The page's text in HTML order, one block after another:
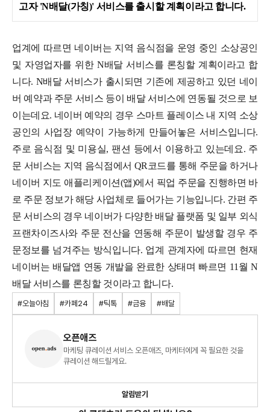
고자 'N배달(가칭)' 서비스를 출시할 계획이라고 합니다.
업계에 따르면 네이버는 지역 음식점을 운영 중인 소상공인
및 자영업자를 위한 N배달 서비스를 론칭할 계획이라고 합
니다. N배달 서비스가 출시되면 기존에 제공하고 있던 네이
버 예약과 주문 서비스 등이 배달 서비스에 연동될 것으로 보
이는데요. 네이버 예약의 경우 스마트 플레이스 내 지역 소상
공인의 사업장 예약이 가능하게 만들어놓은 서비스입니다.
주로 음식점 및 미용실, 팬션 등에서 이용하고 있는데요. 주
문 서비스는 지역 음식점에서 QR코드를 통해 주문을 하거나
네이버 지도 애플리케이션(앱)에서 픽업 주문을 진행하면 바
로 주문 정보가 해당 사업체로 들어가는 기능입니다. 간편 주
문 서비스의 경우 네이버가 다양한 배달 플랫폼 및 일부 외식
프랜차이즈사와 주문 전산을 연동해 주문이 발생할 경우 주
문정보를 넘겨주는 방식입니다. 업계 관계자에 따르면 현재
네이버는 배달앱 연동 개발을 완료한 상태며 빠르면 11월 N
배달 서비스를 론칭할 것이라고 합니다.
#오늘아침 #카페24 #틱톡 #금융 #배달
오픈애즈
마케팅 큐레이션 서비스 오픈애즈, 마케터에게 꼭 필요한 것을
큐레이션 해드릴게요.
알림받기